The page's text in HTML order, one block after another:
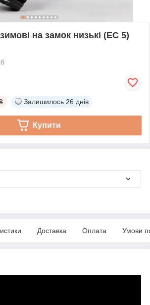
на замок низькі (ЕС 5)
Залишилось 26 днів
Купити
Доставка Оплата Умови